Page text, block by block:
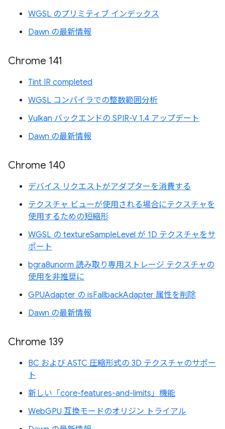
WGSL のプリミティブ インデックス
Dawn の最新情報
Chrome 141
Tint IR completed
WGSL コンパイラでの整数範囲分析
Vulkan バックエンドの SPIR-V 1.4 アップデート
Dawn の最新情報
Chrome 140
デバイス リクエストがアダプターを消費する
テクスチャ ビューが使用される場合にテクスチャを
使用するための短縮形
WGSL の textureSampleLevel が 1D テクスチャをサ
ポート
bgra8unorm 読み取り専用ストレージ テクスチャの
使用を非推奨に
GPUAdapter の isFallbackAdapter 属性を削除
Dawn の最新情報
Chrome 139
BC および ASTC 圧縮形式の 3D テクスチャのサポー
ト
新しい「core-features-and-limits」機能
WebGPU 互換モードのオリジン トライアル